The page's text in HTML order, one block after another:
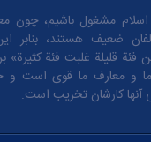
اسلام مشغول باشیم، چون
ضعیف هستند، بنابر
قلیلة غلبت فئة کثیرة» بر
و معارف ‌ما قوی است و
کارشان تخریب است.